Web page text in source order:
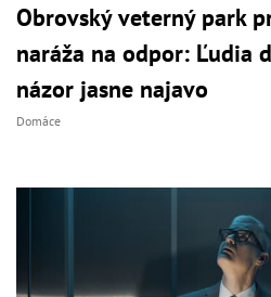
Obrovský veterný park
naráža na odpor: Ľudia
názor jasne najavo
Domáce